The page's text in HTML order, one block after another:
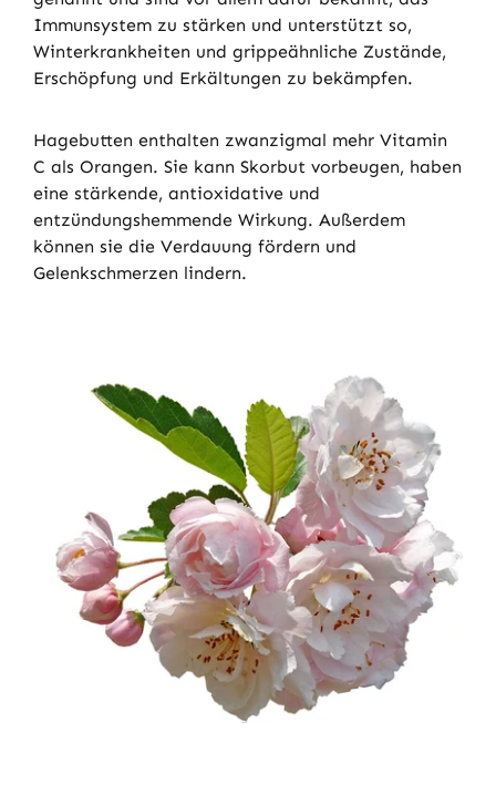
Immunsystem zu stärken und unterstützt so,
Winterkrankheiten und grippeähnliche Zustände,
Erschöpfung und Erkältungen zu bekämpfen.
Hagebutten enthalten zwanzigmal mehr Vitamin
C als Orangen. Sie kann Skorbut vorbeugen, haben
eine stärkende, antioxidative und
entzündungshemmende Wirkung. Außerdem
können sie die Verdauung fördern und
Gelenkschmerzen lindern.